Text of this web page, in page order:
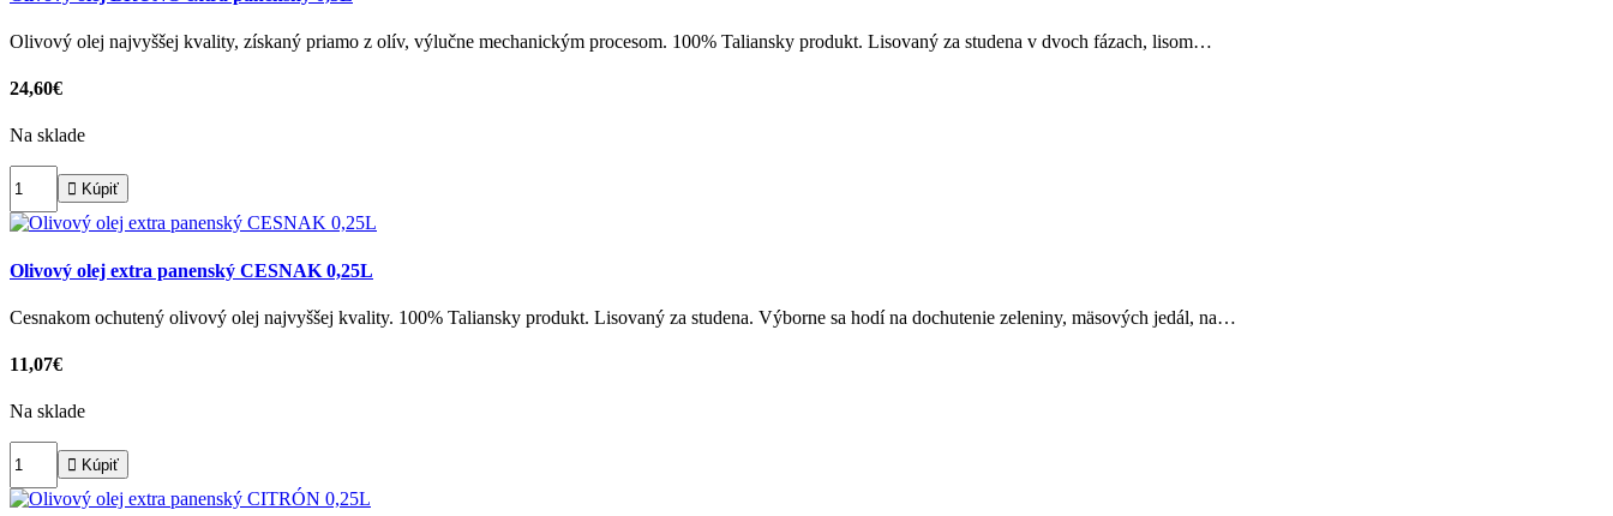
Olivový olej najvyššej kvality, získaný priamo z olív, výlučne mechanickým procesom. 100% Taliansky produkt. Lisovaný za studena v dvoch fázach, lisom…
24,60€
Na sklade
 Kúpiť
Olivový olej extra panenský CESNAK 0,25L
Cesnakom ochutený olivový olej najvyššej kvality. 100% Taliansky produkt. Lisovaný za studena. Výborne sa hodí na dochutenie zeleniny, mäsových jedál, na…
11,07€
Na sklade
 Kúpiť